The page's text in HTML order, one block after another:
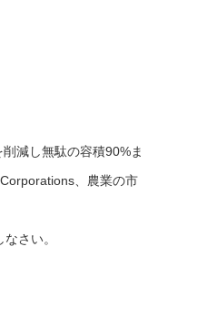
減し無駄の容積90%ま
、農業の市
なさい。